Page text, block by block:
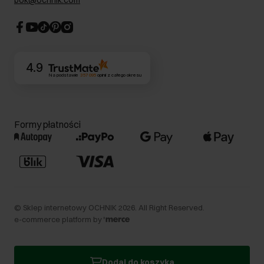
CSR
4.9
Na podstawie 357 095opinii z całego okresu
Formy płatności
© Sklep internetowy OCHNIK 2026 . All Right Reserved.
e-commerce platform by